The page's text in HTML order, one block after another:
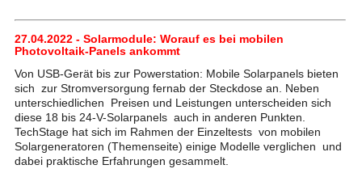
27.04.2022 - Solarmodule: Worauf es bei mobilen
Photovoltaik-Panels ankommt
Von USB-Gerät bis zur Powerstation: Mobile Solarpanels bieten
sich zur Stromversorgung fernab der Steckdose an. Neben
unterschiedlichen Preisen und Leistungen unterscheiden sich
diese 18 bis 24-V-Solarpanels auch in anderen Punkten.
TechStage hat sich im Rahmen der Einzeltests von mobilen
Solargeneratoren (Themenseite) einige Modelle verglichen und
dabei praktische Erfahrungen gesammelt.